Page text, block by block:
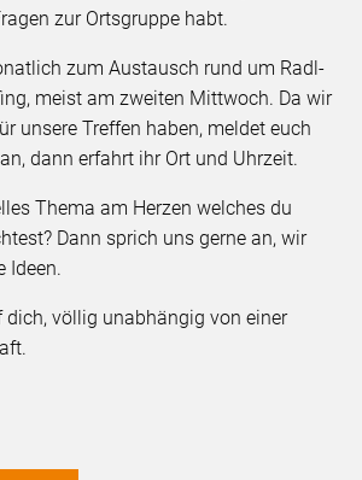
zur Ortsgruppe habt.
zum Austausch rund um Radl-
meist am zweiten Mittwoch. Da wir
unsere Treffen haben, meldet euch
dann erfahrt ihr Ort und Uhrzeit.
Thema am Herzen welches du
Dann sprich uns gerne an, wir
Ideen.
dich, völlig unabhängig von einer